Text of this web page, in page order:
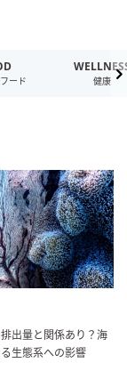
ード 健康
出量と関係あり？海
生態系への影響